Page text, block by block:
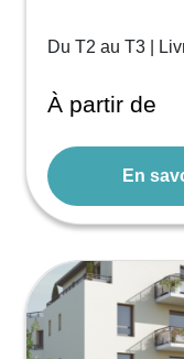
Du T2 au T3 |
À partir de
En